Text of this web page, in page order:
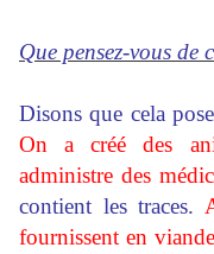
Que pensez-vous de
Disons que cela
On a créé des
administre des
contient les traces.
fournissent en